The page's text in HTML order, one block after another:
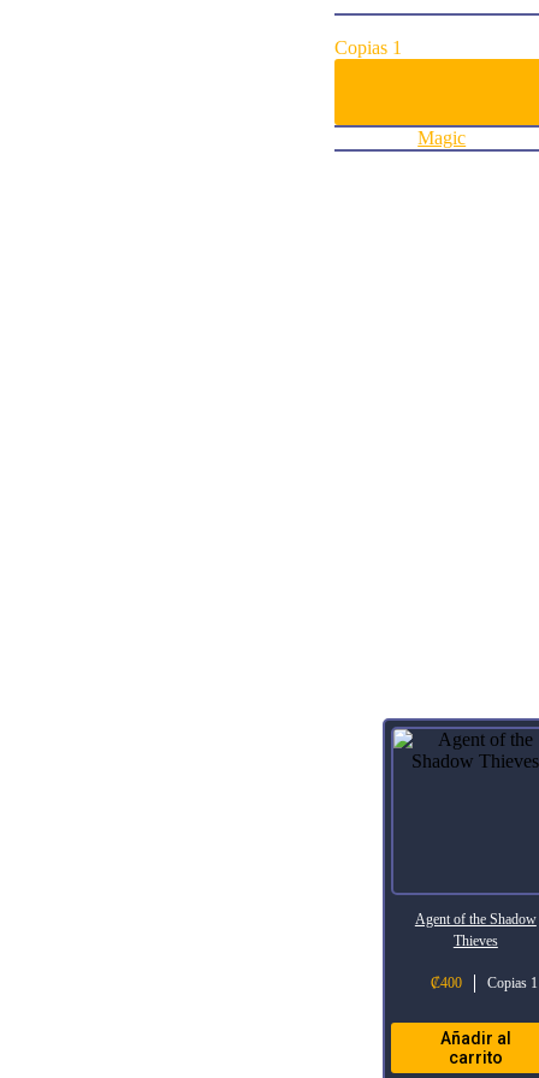
Copias 1
Categoría:Magic
Agent of the Shadow
Thieves
₡400 Copias 1
Añadir al
carrito